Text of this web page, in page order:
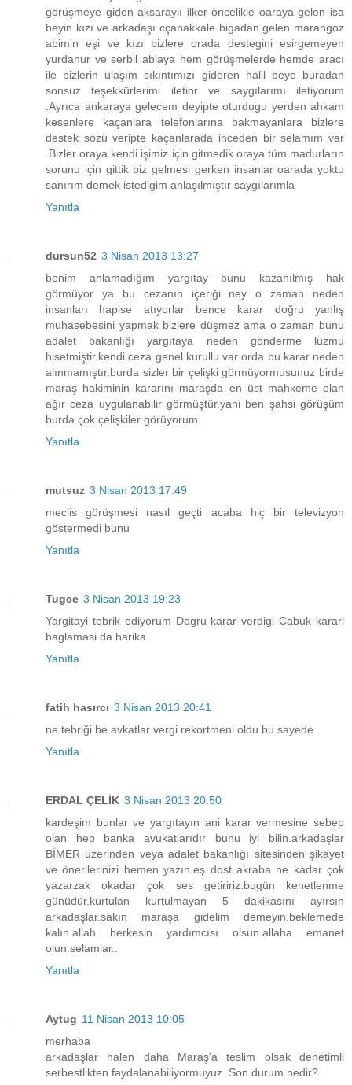
görüşmeye giden aksaraylı ilker öncelikle oaraya gelen isa
beyin kızı ve arkadaşı cçanakkale bigadan gelen marangoz
abimin eşi ve kızı bizlere orada destegini esirgemeyen
yurdanur ve serbil ablaya hem görüşmelerde hemde aracı
ile bizlerin ulaşım sıkıntımızı gideren halil beye buradan
sonsuz teşekkürlerimi iletior ve saygılarımı iletiyorum
.Ayrıca ankaraya gelecem deyipte oturdugu yerden ahkam
kesenlere kaçanlara telefonlarına bakmayanlara bizlere
destek sözü veripte kaçanlarada inceden bir selamım var
.Bizler oraya kendi işimiz için gitmedik oraya tüm madurların
sorunu için gittik biz gelmesi gerken insanlar oarada yoktu
sanırım demek istedigim anlaşılmıştır saygılarımla
Yanıtla
dursun52 3 Nisan 2013 13:27
benim anlamadığım yargıtay bunu kazanılmış hak
görmüyor ya bu cezanın içeriği ney o zaman neden
insanları hapise atıyorlar bence karar doğru yanlış
muhasebesini yapmak bizlere düşmez ama o zaman bunu
adalet bakanlığı yargıtaya neden gönderme lüzmu
hisetmiştir.kendi ceza genel kurullu var orda bu karar neden
alınmamıştır.burda sizler bir çelişki görmüyormusunuz birde
maraş hakiminin kararını maraşda en üst mahkeme olan
ağır ceza uygulanabilir görmüştür.yani ben şahsi görüşüm
burda çok çelişkiler görüyorum.
Yanıtla
mutsuz 3 Nisan 2013 17:49
meclis görüşmesi nasıl geçti acaba hiç bir televizyon
göstermedi bunu
Yanıtla
Tugce 3 Nisan 2013 19:23
Yargitayi tebrik ediyorum Dogru karar verdigi Cabuk karari
baglamasi da harika
Yanıtla
fatih hasırcı 3 Nisan 2013 20:41
ne tebriği be avkatlar vergi rekortmeni oldu bu sayede
Yanıtla
ERDAL ÇELİK 3 Nisan 2013 20:50
kardeşim bunlar ve yargıtayın ani karar vermesine sebep
olan hep banka avukatlarıdır bunu iyi bilin.arkadaşlar
BİMER üzerinden veya adalet bakanlığı sitesinden şikayet
ve önerilerinizi hemen yazın.eş dost akraba ne kadar çok
yazarzak okadar çok ses getiririz.bugün kenetlenme
günüdür.kurtulan kurtulmayan 5 dakikasını ayırsın
arkadaşlar.sakın maraşa gidelim demeyin.beklemede
kalın.allah herkesin yardımcısı olsun.allaha emanet
olun.selamlar..
Yanıtla
Aytug 11 Nisan 2013 10:05
merhaba
arkadaşlar halen daha Maraş'a teslim olsak denetimli
serbestlikten faydalanabiliyormuyuz. Son durum nedir?